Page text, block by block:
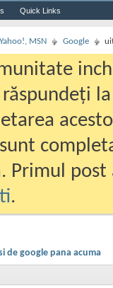
Quick Links
MSN Google
. Primul
.
de google pana acuma